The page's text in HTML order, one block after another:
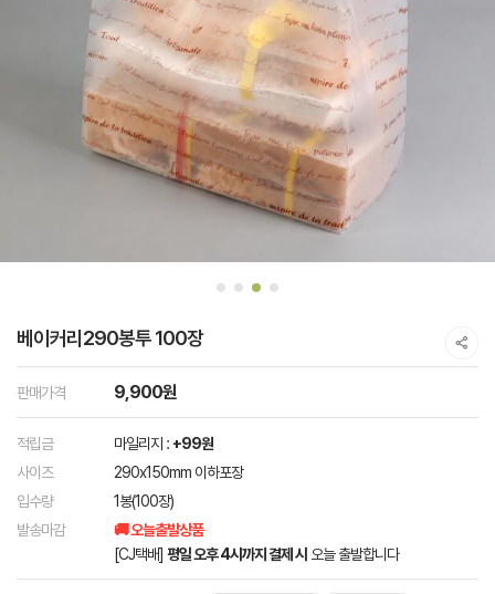
베이커리290봉투 100장
판매가격 9,900원
적립금 마일리지 : +99원
사이즈
290x150mm 이하포장
입수량
1봉(100장)
발송마감
🚚 오늘출발상품
[CJ택배] 평일 오후 4시까지 결제 시 오늘 출발합니다